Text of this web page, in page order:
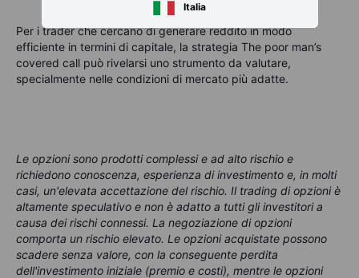
Italia
Per i trader che cercano di generare reddito in modo
efficiente in termini di capitale, la strategia The poor man’s
covered call può rivelarsi uno strumento da valutare,
specialmente nelle condizioni di mercato più adatte.
Le opzioni sono prodotti complessi e ad alto rischio e
richiedono conoscenza, esperienza di investimento e, in molti
casi, un'elevata accettazione del rischio. Il trading di opzioni è
altamente speculativo e non è adatto a tutti gli investitori a
causa dei rischi connessi. La negoziazione di opzioni
comporta un rischio elevato. Le opzioni acquistate possono
scadere senza valore, con la conseguente perdita
dell'investimento iniziale (premio e costi), mentre le opzioni